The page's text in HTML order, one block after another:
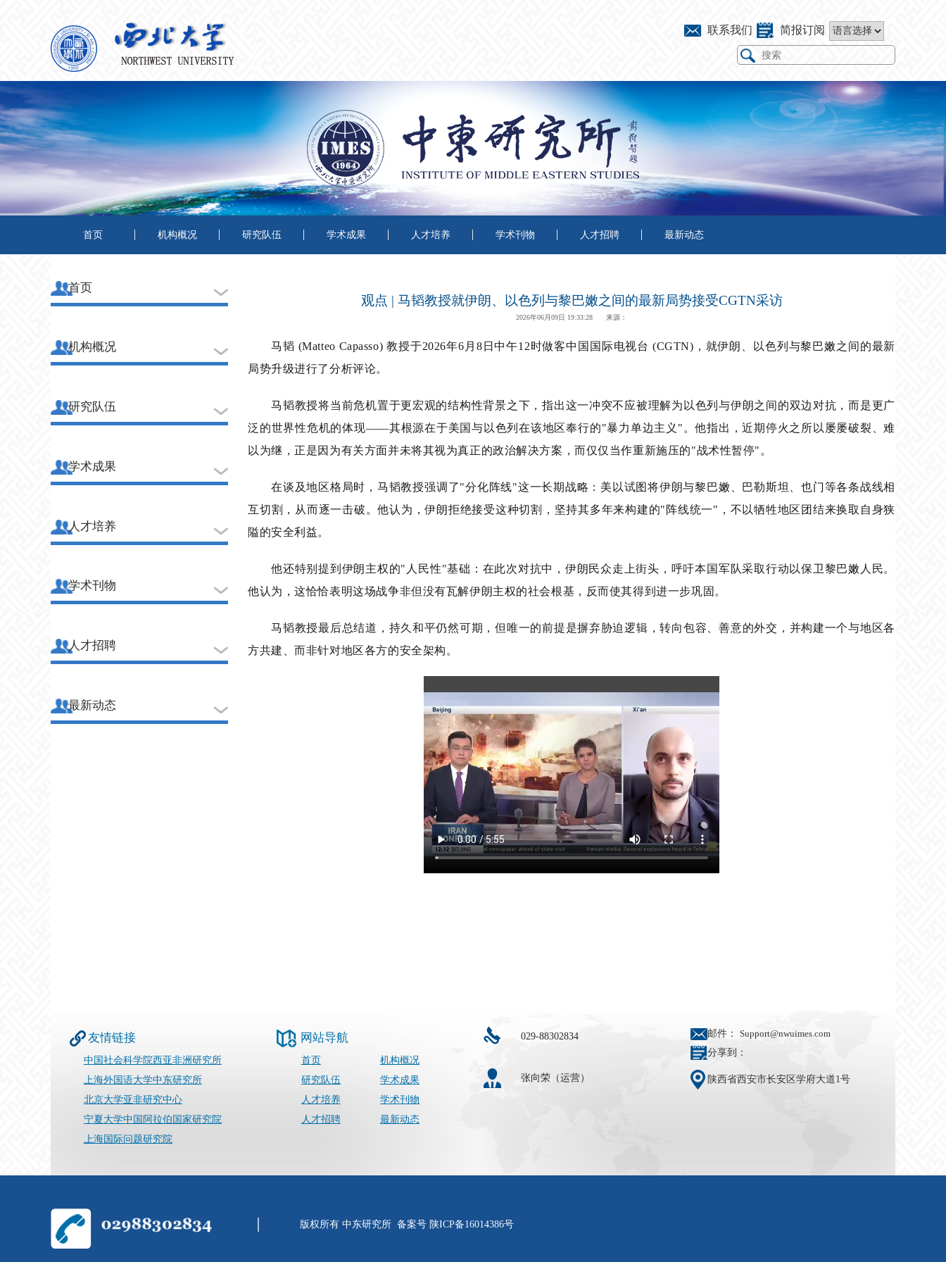
联系我们 简报订阅
首页 机构概况 研究队伍 学术成果 人才培养 学术刊物 人才招聘 最新动态
首页
机构概况
研究队伍
学术成果
人才培养
学术刊物
人才招聘
最新动态
观点 | 马韬教授就伊朗、以色列与黎巴嫩之间的最新局势接受CGTN采访
2026年06月09日 19:33:28 来源：
马韬 (Matteo Capasso) 教授于2026年6月8日中午12时做客中国国际电视台 (CGTN)，就伊朗、以色列与黎巴嫩之间的最新
局势升级进行了分析评论。
马韬教授将当前危机置于更宏观的结构性背景之下，指出这一冲突不应被理解为以色列与伊朗之间的双边对抗，而是更广
泛的世界性危机的体现——其根源在于美国与以色列在该地区奉行的"暴力单边主义"。他指出，近期停火之所以屡屡破裂、难
以为继，正是因为有关方面并未将其视为真正的政治解决方案，而仅仅当作重新施压的"战术性暂停"。
在谈及地区格局时，马韬教授强调了"分化阵线"这一长期战略：美以试图将伊朗与黎巴嫩、巴勒斯坦、也门等各条战线相
互切割，从而逐一击破。他认为，伊朗拒绝接受这种切割，坚持其多年来构建的"阵线统一"，不以牺牲地区团结来换取自身狭
隘的安全利益。
他还特别提到伊朗主权的"人民性"基础：在此次对抗中，伊朗民众走上街头，呼吁本国军队采取行动以保卫黎巴嫩人民。
他认为，这恰恰表明这场战争非但没有瓦解伊朗主权的社会根基，反而使其得到进一步巩固。
马韬教授最后总结道，持久和平仍然可期，但唯一的前提是摒弃胁迫逻辑，转向包容、善意的外交，并构建一个与地区各
方共建、而非针对地区各方的安全架构。
友情链接
中国社会科学院西亚非洲研究所
上海外国语大学中东研究所
北京大学亚非研究中心
宁夏大学中国阿拉伯国家研究院
上海国际问题研究院
网站导航
首页
机构概况
研究队伍
学术成果
人才培养
学术刊物
人才招聘
最新动态
029-88302834
张向荣（运营）
邮件： Support@nwuimes.com
分享到：
陕西省西安市长安区学府大道1号
版权所有 中东研究所 备案号 陕ICP备16014386号